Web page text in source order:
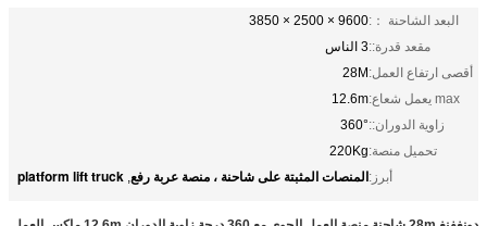
البعد الشاحنة ：:9600 × 2500 × 3850
مقعد قدرة::3 الناس
أقصى ارتفاع العمل:28M
max يعمل شعاع:
12.6m
زاوية الدوران::360°
تحميل منصة:220Kg
أبرز:المنصات المثبتة على شاحنة ، منصة عربة رفع,
platform lift truck